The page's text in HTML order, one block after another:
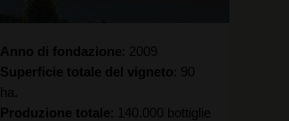
Anno di fondazione
2009
Superficie totale del vigneto 90
ha.
Produzione totale
140.000 bottiglie